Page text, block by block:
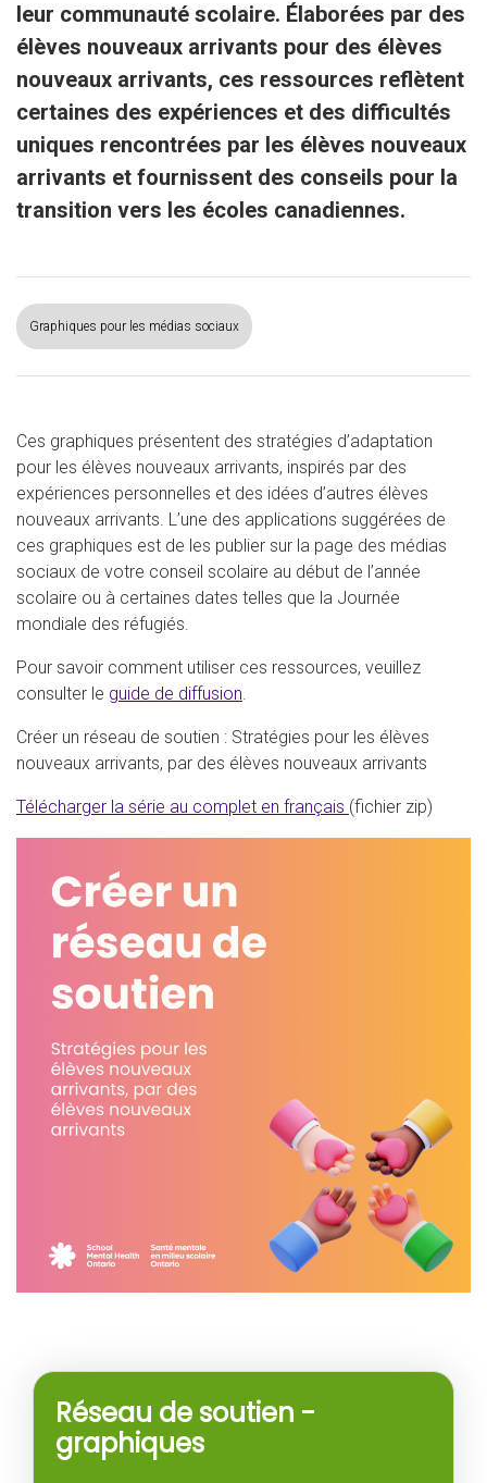
leur communauté scolaire. Élaborées par des
élèves nouveaux arrivants pour des élèves
nouveaux arrivants, ces ressources reflètent
certaines des expériences et des difficultés
uniques rencontrées par les élèves nouveaux
arrivants et fournissent des conseils pour la
transition vers les écoles canadiennes.
Graphiques pour les médias sociaux
Ces graphiques présentent des stratégies d’adaptation
pour les élèves nouveaux arrivants, inspirés par des
expériences personnelles et des idées d’autres élèves
nouveaux arrivants. L’une des applications suggérées de
ces graphiques est de les publier sur la page des médias
sociaux de votre conseil scolaire au début de l’année
scolaire ou à certaines dates telles que la Journée
mondiale des réfugiés.
Pour savoir comment utiliser ces ressources, veuillez
consulter le guide de diffusion.
Créer un réseau de soutien : Stratégies pour les élèves
nouveaux arrivants, par des élèves nouveaux arrivants
Télécharger la série au complet en français (fichier zip)
Réseau de soutien -
graphiques